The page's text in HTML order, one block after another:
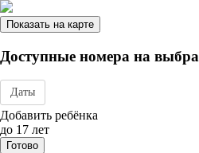
Показать на карте
Доступные номера на
Даты
Дата заезда - отъезда
Добавить ребёнка
до 17 лет
Готово